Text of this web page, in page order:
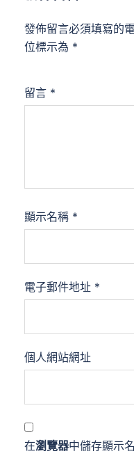
發佈留言必須填寫的
位標示為 *
留言 *
顯示名稱 *
電子郵件地址 *
個人網站網址
在瀏覽器中儲存顯示